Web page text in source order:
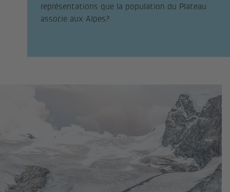
représentations que la population du Plateau
associe aux Alpes?